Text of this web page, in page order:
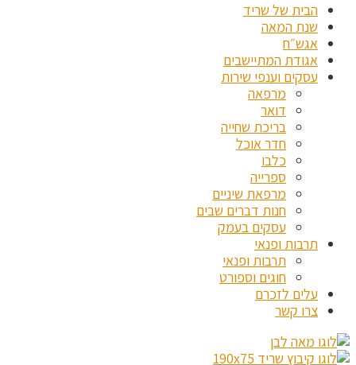
הבית של שריד
שנת המאה
אגש״ח
אגודת המתיישבים
עסקים וענפי שירות
מרפאה
דואר
בריכת שחייה
חדר אוכל
כלבו
ספרייה
מרפאת שיניים
חנות דברים שבים
עסקים בעמק
תרבות ופנאי
תרבות ופנאי
חוגים וספורט
עלים לזכרם
צרו קשר